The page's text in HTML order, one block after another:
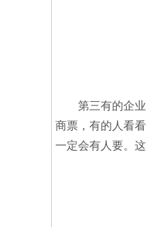
第三有的企业真
商票，有的人看
一定会有人要。